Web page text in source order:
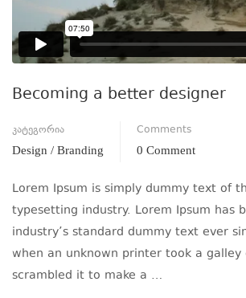
Becoming a better designer
კატეგორია
Design / Branding
Comments
0 Comment
Lorem Ipsum is simply dummy text of
typesetting industry. Lorem Ipsum has
industry’s standard dummy text ever
when an unknown printer took a galley
scrambled it to make a …